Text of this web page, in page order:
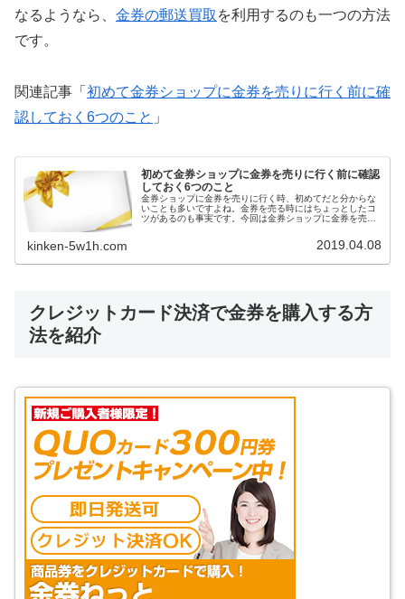
なるようなら、 金券の郵送買取 を利用するのも一つの方法
です。
関連記事「 初めて金券ショップに金券を売りに行く前に確
認しておく6つのこと 」
初めて金券ショップに金券を売りに行く前に確認
しておく6つのこと
金券ショップに金券を売りに行く時、初めてだと分からな
いことも多いですよね。金券を売る時にはちょっとしたコ
ツがあるのも事実です。今回は金券ショップに金券を売る
kinken-5w1h.com 2019.04.08
クレジットカード決済で金券を購入する方
法を紹介